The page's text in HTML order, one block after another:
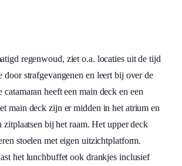
regenwoud, ziet o.a. locaties uit de tijd
door strafgevangenen en leert bij over de
heeft een main deck en een
main deck zijn er midden in het atrium en
zitplaatsen bij het raam. Het upper deck
stoelen met eigen uitzichtplatform.
het lunchbuffet ook drankjes inclusief